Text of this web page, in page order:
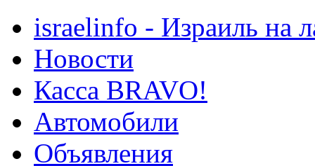
israelinfo - Израиль на
Новости
Касса BRAVO!
Автомобили
Объявления